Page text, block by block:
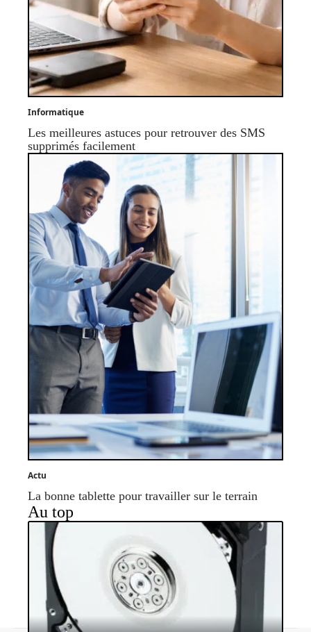
Informatique
Les meilleures astuces pour retrouver des SMS
supprimés facilement
Actu
La bonne tablette pour travailler sur le terrain
Au top